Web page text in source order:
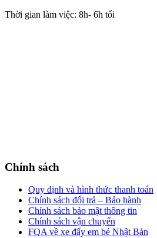
Thời gian làm việc: 8h- 6h tối
Chính sách
Quy định và hình thức thanh toán
Chính sách đổi trả – Bảo hành
Chính sách bảo mật thông tin
Chính sách vận chuyển
FQA về xe đẩy em bé Nhật Bản